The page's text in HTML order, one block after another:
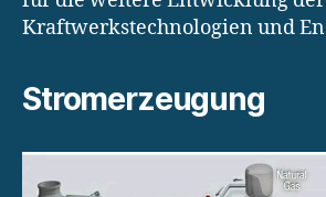
Kraftwerkstechnologien und
Stromerzeugung